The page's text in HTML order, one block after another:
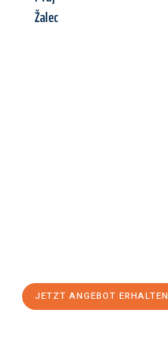
Žalec
JETZT ANGEBOT ERHALTEN